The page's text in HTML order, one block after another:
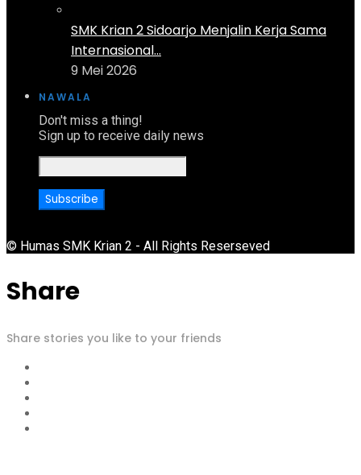
SMK Krian 2 Sidoarjo Menjalin Kerja Sama
Internasional...
9 Mei 2026
NAWALA
Don't miss a thing!
Sign up to receive daily news
© Humas SMK Krian 2 - All Rights Reserseved
Share
Share stories you like to your friends